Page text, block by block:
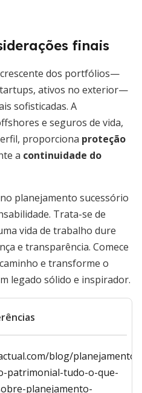
finais
dos portfólios—
ativos no exterior—
sofisticadas. A
e seguros de vida,
proporciona proteção
a continuidade do
planejamento sucessório
Trata-se de
vida de trabalho dure
e transparência. Comece
e transforme o
legado sólido e inspirador.
blog/planejamento-
patrimonial-tudo-o-que-
planejamento-